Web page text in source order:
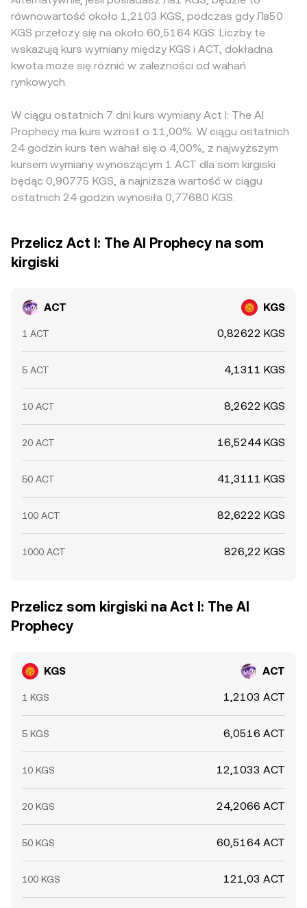
równowartość około 1,2103 KGS, podczas gdy Лв50
KGS przełoży się na około 60,5164 KGS. Liczby te
wskazują kurs wymiany między KGS i ACT, dokładna
kwota może się różnić w zależności od wahań
rynkowych.
W ciągu ostatnich 7 dni kurs wymiany Act I: The AI
Prophecy ma kurs wzrost o 11,00%. W ciągu ostatnich
24 godzin kurs ten wahał się o 4,00%, z najwyższym
kursem wymiany wynoszącym 1 ACT dla som kirgiski
będąc 0,90775 KGS, a najniższa wartość w ciągu
ostatnich 24 godzin wynosiła 0,77680 KGS.
Przelicz Act I: The AI Prophecy na som
kirgiski
ACT KGS
1 ACT 0,82622 KGS
5 ACT 4,1311 KGS
10 ACT 8,2622 KGS
20 ACT 16,5244 KGS
50 ACT 41,3111 KGS
100 ACT 82,6222 KGS
1000 ACT 826,22 KGS
Przelicz som kirgiski na Act I: The AI
Prophecy
KGS ACT
1 KGS 1,2103 ACT
5 KGS 6,0516 ACT
10 KGS 12,1033 ACT
20 KGS 24,2066 ACT
50 KGS 60,5164 ACT
100 KGS 121,03 ACT